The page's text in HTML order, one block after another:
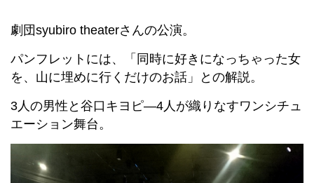
劇団syubiro theaterさんの公演。
パンフレットには、「同時に好きになっちゃった女
を、山に埋めに行くだけのお話」との解説。
3人の男性と谷口キヨピ―4人が織りなすワンシチュ
エーション舞台。